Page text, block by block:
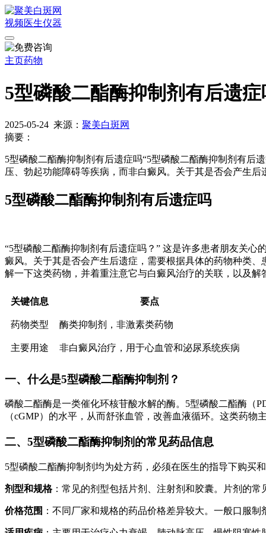
视频医生仪器
主页药物
5型磷酸二酯酶抑制剂有后遗症
2025-05-24 来源： 聚美白斑网
摘要：
5型磷酸二酯酶抑制剂有后遗症吗“5型磷酸二酯酶抑制剂有后
压、勃起功能障碍等疾病，而非白癜风。关于其是否会产生
5型磷酸二酯酶抑制剂有后遗症吗
“5型磷酸二酯酶抑制剂有后遗症吗？” 这是许多患者朋友关
癜风。关于其是否会产生后遗症，需要根据具体的药物种类
解一下这类药物，并着重注意它与白癜风治疗的关联，以及解
关键信息 要点
药物类型 酶类抑制剂，非激素类药物
主要用途 非白癜风治疗，用于心血管和泌尿系统疾病
一、什么是5型磷酸二酯酶抑制剂？
磷酸二酯酶是一类催化环核苷酸水解的酶。5型磷酸二酯酶（
（cGMP）的水平，从而舒张血管，改善血液循环。这类药
二、5型磷酸二酯酶抑制剂的常见药品信息
5型磷酸二酯酶抑制剂均为处方药，必须在医生的指导下购买
剂型和规格：常见的剂型包括片剂、注射剂和胶囊。片剂的常
价格范围 ：不同厂家和规格的药品价格差异较大。一般口服